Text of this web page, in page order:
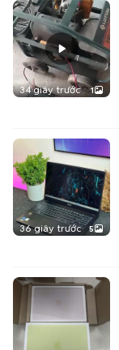
34 giây trước 1
36 giây trước 5